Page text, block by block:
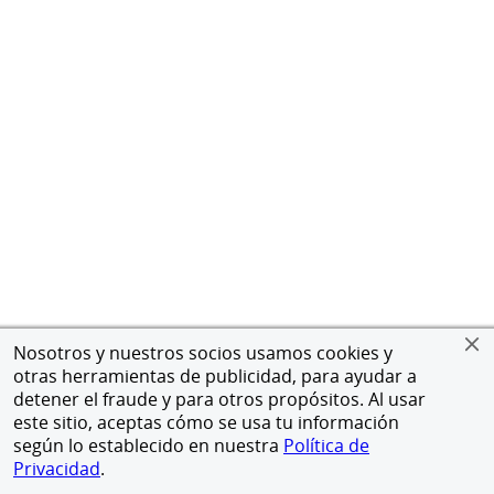
Nosotros y nuestros socios usamos cookies y
otras herramientas de publicidad, para ayudar a
detener el fraude y para otros propósitos. Al usar
este sitio, aceptas cómo se usa tu información
según lo establecido en nuestra Política de
Privacidad.